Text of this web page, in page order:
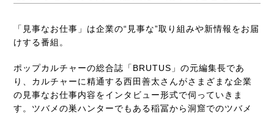
「見事なお仕事」は企業の“見事な”取り組みや新情報をお届
けする番組。
ポップカルチャーの総合誌「BRUTUS」の元編集長であ
り、カルチャーに精通する西田善太さんがさまざまな企業
の見事なお仕事内容をインタビュー形式で伺っていきま
す。ツバメの巣ハンターでもある稲冨から洞窟でのツバメ